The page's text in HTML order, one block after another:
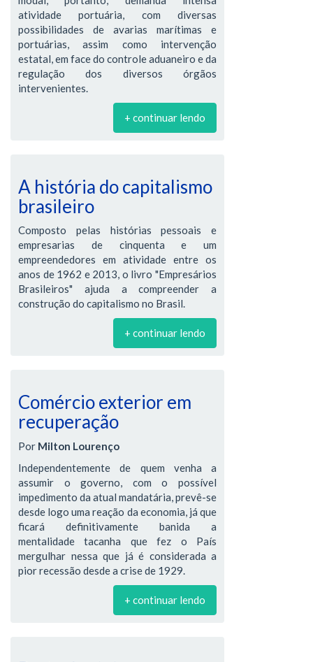
atividade portuária, com diversas
possibilidades de avarias marítimas e
portuárias, assim como intervenção
estatal, em face do controle aduaneiro e da
regulação dos diversos órgãos
intervenientes.
+ continuar lendo
A história do capitalismo
brasileiro
Composto pelas histórias pessoais e
empresarias de cinquenta e um
empreendedores em atividade entre os
anos de 1962 e 2013, o livro "Empresários
Brasileiros" ajuda a compreender a
construção do capitalismo no Brasil.
+ continuar lendo
Comércio exterior em
recuperação
Por Milton Lourenço
Independentemente de quem venha a
assumir o governo, com o possível
impedimento da atual mandatária, prevê-se
desde logo uma reação da economia, já que
ficará definitivamente banida a
mentalidade tacanha que fez o País
mergulhar nessa que já é considerada a
pior recessão desde a crise de 1929.
+ continuar lendo